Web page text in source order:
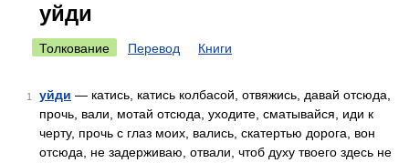
уйди
Толкование Перевод Книги
1 уйди — катись, катись колбасой, отвяжись, давай отсюда,
прочь, вали, мотай отсюда, уходите, сматывайся, иди к
черту, прочь с глаз моих, вались, скатертью дорога, вон
отсюда, не задерживаю, отвали, чтоб духу твоего здесь не